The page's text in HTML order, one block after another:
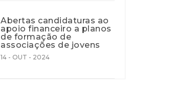
Abertas candidaturas ao
apoio financeiro a planos
de formação de
associações de jovens
14 - OUT - 2024